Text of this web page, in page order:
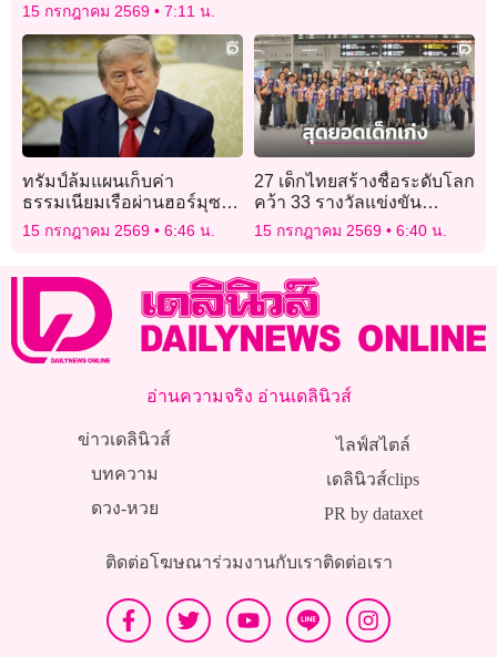
15 กรกฎาคม 2569 7:11 น.
ทรัมป์ล้มแผนเก็บค่า
ธรรมเนียมเรือผ่านฮอร์มุซ
20% หลังโดนวิจารณ์หนัก
15 กรกฎาคม 2569 6:46 น.
27 เด็กไทยสร้างชื่อระดับโลก
คว้า 33 รางวัลแข่งขัน
คณิตศาสตร์นานาชาติ 2026
WMI ประเทศญี่ปุ่น
15 กรกฎาคม 2569 6:40 น.
อ่านความจริง อ่านเดลินิวส์
ข่าวเดลินิวส์
บทความ
ดวง-หวย
ไลฟ์สไตล์
เดลินิวส์clips
PR by dataxet
ติดต่อโฆษณาร่วมงานกับเราติดต่อเรา